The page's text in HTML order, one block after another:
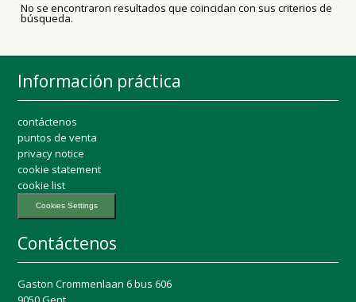
No se encontraron resultados que coincidan con sus criterios de
búsqueda.
Información práctica
contáctenos
puntos de venta
privacy notice
cookie statement
cookie list
Cookies Settings
Contáctenos
Gaston Crommenlaan 6 bus 606